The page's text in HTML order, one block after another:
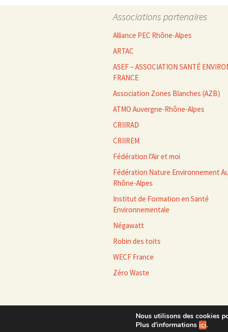
Associations partenaires
Alliance PEC Rhône-Alpes
ARTAC
ASEF – ASSOCIATION SANTÉ
FRANCE
Association Zones Blanches (AZB)
ATMO Auvergne-Rhône-Alpes
CRIIRAD
CRIIREM
Fédération l'Air et moi
Fédération Nature Environnement
Rhône-Alpes
Institut de Formation en Santé
Environnementale
Négawatt
Robin des toits
WECF France
Zéro Waste
Nous utilisons des cookies
Plus d'informationsici.